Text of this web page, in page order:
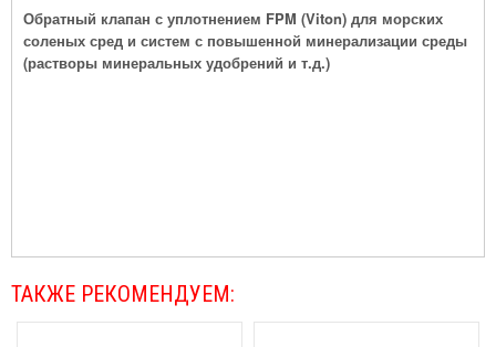
Обратный клапан с уплотнением FPM (Viton) для морских
соленых сред и систем с повышенной минерализации среды
(растворы минеральных удобрений и т.д.)
ТАКЖЕ РЕКОМЕНДУЕМ: